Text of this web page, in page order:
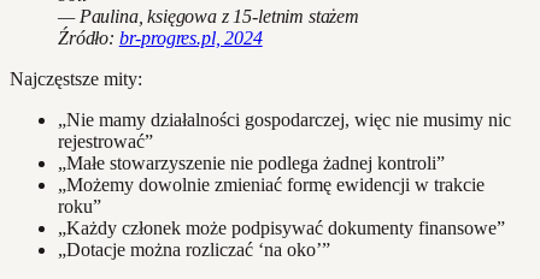
— Paulina, księgowa z 15-letnim stażem
Źródło: br-progres.pl, 2024
Najczęstsze mity:
„Nie mamy działalności gospodarczej, więc nie musimy nic
rejestrować”
„Małe stowarzyszenie nie podlega żadnej kontroli”
„Możemy dowolnie zmieniać formę ewidencji w trakcie
roku”
„Każdy członek może podpisywać dokumenty finansowe”
„Dotacje można rozliczać ‘na oko’”